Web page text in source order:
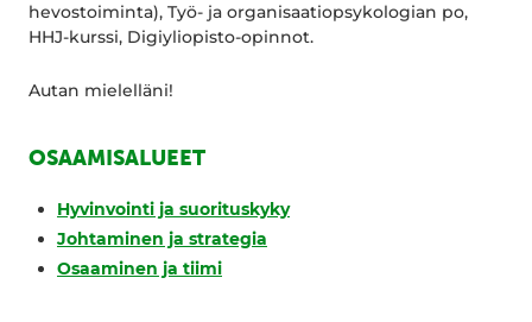
hevostoiminta), Työ- ja organisaatiopsykologian po,
HHJ-kurssi, Digiyliopisto-opinnot.
Autan mielelläni!
OSAAMISALUEET
Hyvinvointi ja suorituskyky
Johtaminen ja strategia
Osaaminen ja tiimi